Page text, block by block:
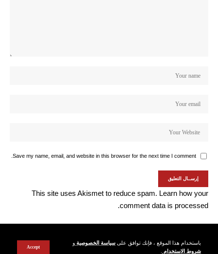
باستخدام هذا الموقع ، فإنك توافق على سياسة الخصوصية و
شروط الاستخدام
Accept
Save my name, email, and website in this browser for the next time I comment.
This site uses Akismet to reduce spam. Learn how your
comment data is processed.